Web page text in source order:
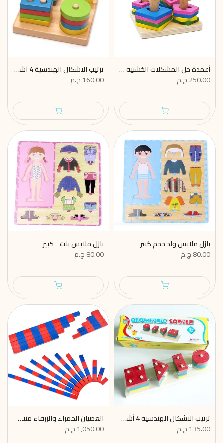
أعمدة حل المشكلات الخشبية — 4 أعمدة أشكال هندسية ملونة
250.00 ج.م
ترتيب الاشكال الهندسية 4 اشكال دائرية
160.00 ج.م
بازل ملابس ولد حجم كبير
80.00 ج.م
بازل ملابس بنت_ كبير
80.00 ج.م
ترتيب الاشكال الهندسية 4 أشكال
135.00 ج.م
العصيان الحمراء والزرقاء منتسوري - عصيان العد والحساب للأطفال
1,050.00 ج.م